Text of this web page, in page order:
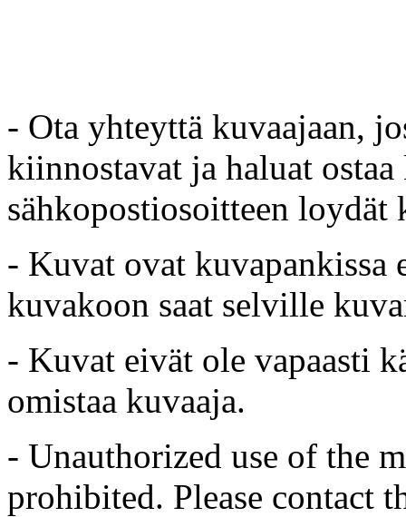
- Ota yhteyttä kuvaajaan,
kiinnostavat ja haluat
sähkopostiosoitteen loydät
- Kuvat ovat kuvapankissa
kuvakoon saat selville
- Kuvat eivät ole vapaasti
omistaa kuvaaja.
- Unauthorized use of the
prohibited. Please contact